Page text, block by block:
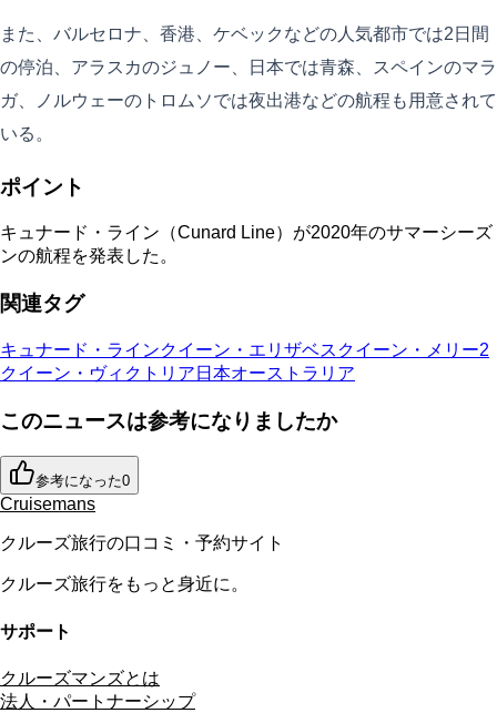
また、バルセロナ、香港、ケベックなどの人気都市では2日間
の停泊、アラスカのジュノー、日本では青森、スペインのマラ
ガ、ノルウェーのトロムソでは夜出港などの航程も用意されて
いる。
ポイント
キュナード・ライン（Cunard Line）が2020年のサマーシーズ
ンの航程を発表した。
関連タグ
キュナード・ラインクイーン・エリザベス クイーン・メリー2
クイーン・ヴィクトリア 日本オーストラリア
このニュースは参考になりましたか
参考になった0
Cruisemans
クルーズ旅行の口コミ・予約サイト
クルーズ旅行をもっと身近に。
サポート
クルーズマンズとは
法人・パートナーシップ